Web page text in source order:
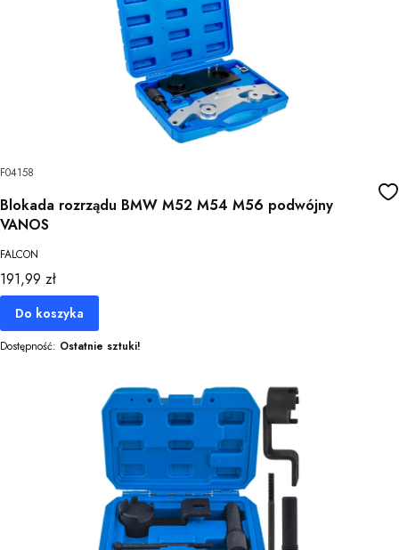
F04158
Blokada rozrządu BMW M52 M54 M56 podwójny
VANOS
FALCON
Cena
191,99 zł
Do koszyka
Dostępność: Ostatnie sztuki!